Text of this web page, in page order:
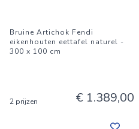
Bruine Artichok Fendi
eikenhouten eettafel naturel -
300 x 100 cm
2 prijzen € 1.389,00